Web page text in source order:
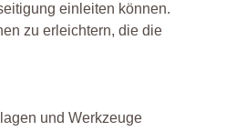
einleiten können.
zu erleichtern, die die
und Werkzeuge